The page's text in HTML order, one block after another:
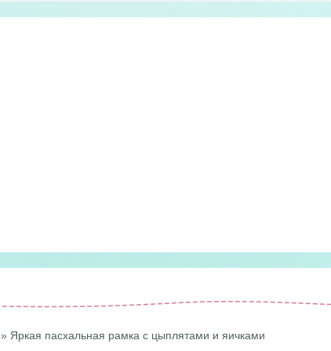
» Яркая пасхальная рамка с цыплятами и яичками